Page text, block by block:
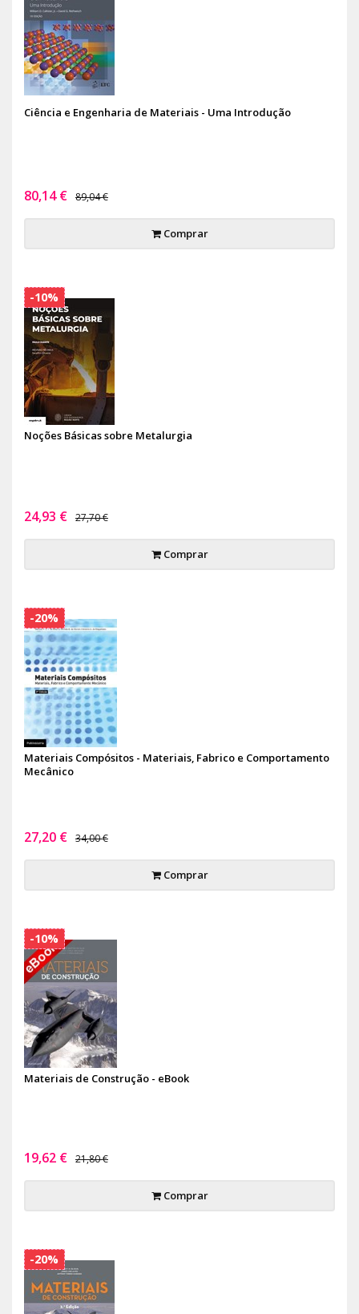
Ciência e Engenharia de Materiais - Uma Introdução
80,14 € 89,04 €
Comprar
Noções Básicas sobre Metalurgia
24,93 € 27,70 €
Comprar
-10%
Materiais Compósitos - Materiais, Fabrico e Comportamento
Mecânico
27,20 € 34,00 €
Comprar
-20%
Materiais de Construção - eBook
19,62 € 21,80 €
Comprar
-10%
-20%